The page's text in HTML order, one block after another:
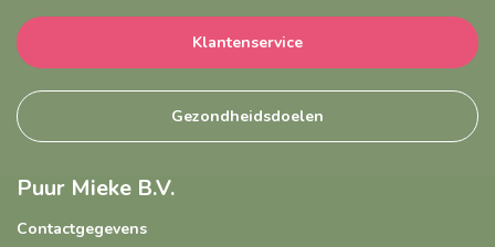
Klantenservice
Gezondheidsdoelen
Puur Mieke B.V.
Contactgegevens